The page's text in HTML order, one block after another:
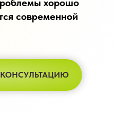
хорошо
современной